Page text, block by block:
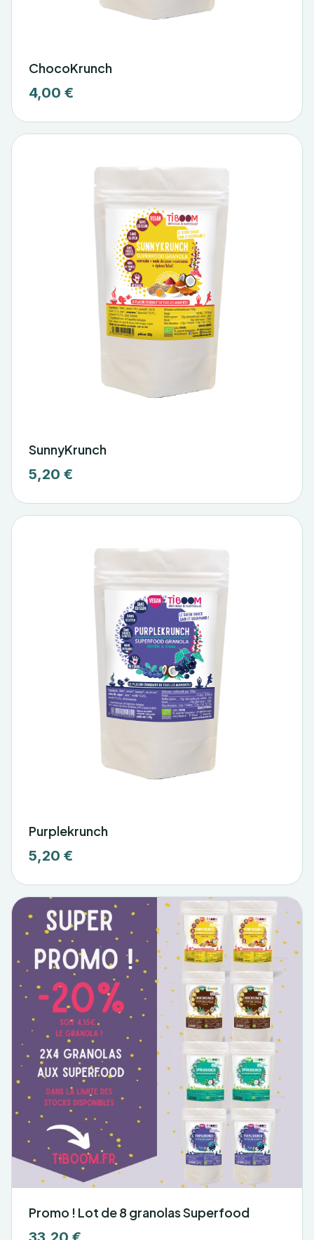
ChocoKrunch
4,00 €
SunnyKrunch
5,20 €
Purplekrunch
5,20 €
Promo ! Lot de 8 granolas Superfood